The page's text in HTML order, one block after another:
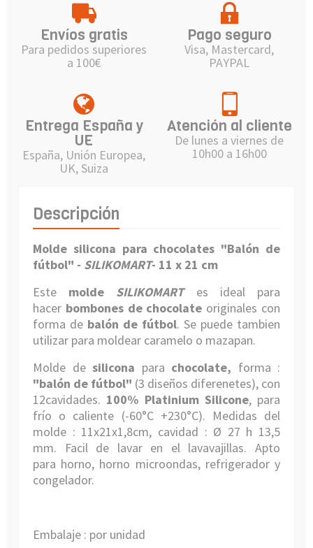
Envíos gratis
Para pedidos superiores
a 100€
Pago seguro
Visa, Mastercard,
PAYPAL
Entrega España y
UE
España, Unión Europea,
UK, Suiza
Atención al cliente
De lunes a viernes de
10h00 a 16h00
Descripción
Molde silicona para chocolates "Balón de
fútbol" - SILIKOMART- 11 x 21 cm
Este molde SILIKOMART
es ideal para
hacer bombones de chocolate originales con
forma de balón de fútbol. Se puede tambien
utilizar para moldear caramelo o mazapan.
Molde de silicona para chocolate, forma :
"balón de fútbol" (3 diseños diferenetes), con
12cavidades. 100% Platinium Silicone, para
frío o caliente (-60°C +230°C). Medidas del
molde : 11x21x1,8cm, cavidad : Ø 27 h 13,5
mm.
Facil de lavar en el lavavajillas. Apto
para horno, horno microondas, refrigerador y
congelador.
Embalaje : por unidad